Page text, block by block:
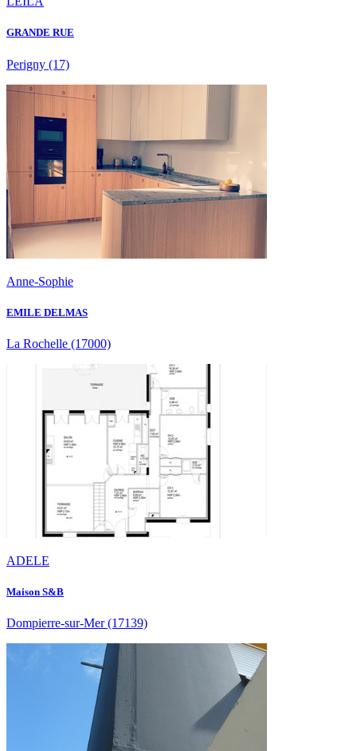
GRANDE RUE
Perigny (17)
Anne-Sophie
EMILE DELMAS
La Rochelle (17000)
ADELE
Maison S&B
Dompierre-sur-Mer(17139)